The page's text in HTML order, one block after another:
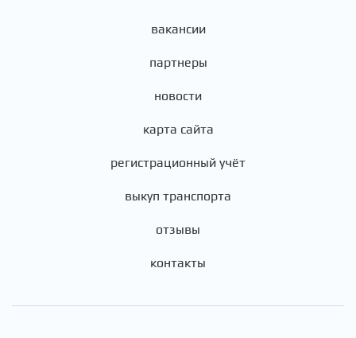
вакансии
партнеры
новости
карта сайта
регистрационный учёт
выкуп транспорта
отзывы
контакты